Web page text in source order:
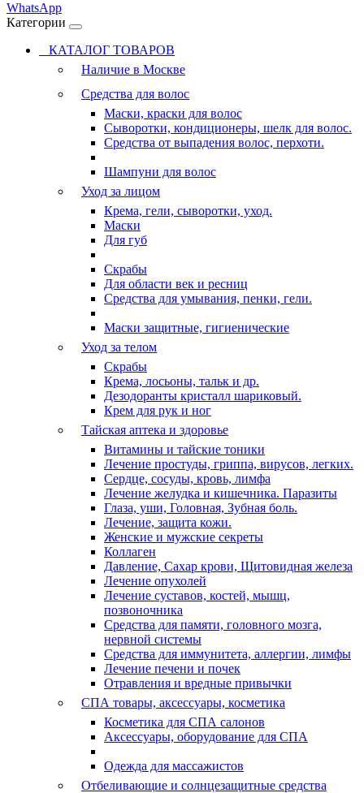
WhatsApp
Категории
КАТАЛОГ ТОВАРОВ
Наличие в Москве
Средства для волос
Маски, краски для волос
Сыворотки, кондиционеры, шелк для волос.
Средства от выпадения волос, перхоти.
Шампуни для волос
Уход за лицом
Крема, гели, сыворотки, уход.
Маски
Для губ
Скрабы
Для области век и ресниц
Средства для умывания, пенки, гели.
Маски защитные, гигиенические
Уход за телом
Скрабы
Крема, лосьоны, тальк и др.
Дезодоранты кристалл шариковый.
Крем для рук и ног
Тайская аптека и здоровье
Витамины и тайские тоники
Лечение простуды, гриппа, вирусов, легких.
Сердце, сосуды, кровь, лимфа
Лечение желудка и кишечника. Паразиты
Глаза, уши, Головная, Зубная боль.
Лечение, защита кожи.
Женские и мужские секреты
Коллаген
Давление, Сахар крови, Щитовидная железа
Лечение опухолей
Лечение суставов, костей, мышц,
позвоночника
Средства для памяти, головного мозга,
нервной системы
Средства для иммунитета, аллергии, лимфы
Лечение печени и почек
Отравления и вредные привычки
СПА товары, аксессуары, косметика
Косметика для СПА салонов
Аксессуары, оборудование для СПА
Одежда для массажистов
Отбеливающие и солнцезащитные средства